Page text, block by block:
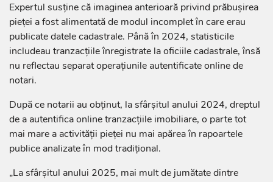
Expertul susține că imaginea anterioară privind prăbușirea
pieței a fost alimentată de modul incomplet în care erau
publicate datele cadastrale. Până în 2024, statisticile
includeau tranzacțiile înregistrate la oficiile cadastrale, însă
nu reflectau separat operațiunile autentificate online de
notari.
După ce notarii au obținut, la sfârșitul anului 2024, dreptul
de a autentifica online tranzacțiile imobiliare, o parte tot
mai mare a activității pieței nu mai apărea în rapoartele
publice analizate în mod tradițional.
„La sfârșitul anului 2025, mai mult de jumătate dintre